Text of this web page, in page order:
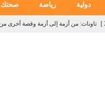
دولية رياضة صحتك
تاونات: من أزمة إلى أزمة وقصة